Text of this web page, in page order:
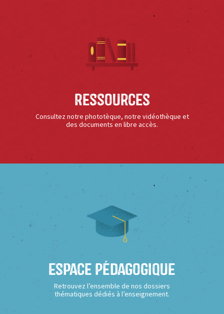
Ressources
Consultez notre phototèque, notre vidéothèque et
des documents en libre accès.
Espace Pédagogique
Retrouvez l’ensemble de nos dossiers
thématiques dédiés à l’enseignement.